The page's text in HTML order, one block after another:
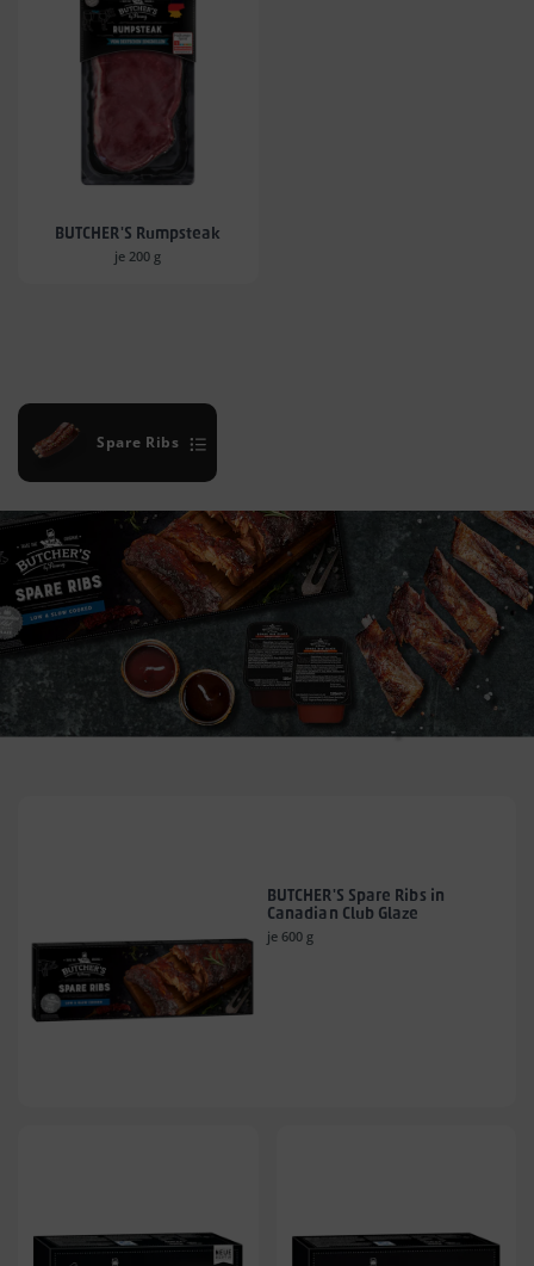
BUTCHER'S Rumpsteak
je 200 g
Spare Ribs
BUTCHER'S Spare Ribs in
Canadian Club Glaze
je 600 g